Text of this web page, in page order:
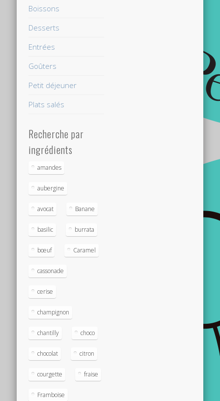
Boissons
Desserts
Entrées
Goûters
Petit déjeuner
Plats salés
Recherche par
ingrédients
amandes
aubergine
avocat Banane
basilic burrata
bœuf Caramel
cassonade
cerise
champignon
chantilly choco
chocolat citron
courgette fraise
Framboise